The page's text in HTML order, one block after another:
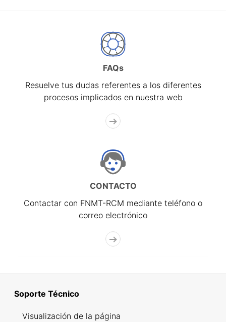
FAQs
Resuelve tus dudas referentes a los diferentes
procesos implicados en nuestra web
CONTACTO
Contactar con FNMT-RCM mediante teléfono o
correo electrónico
Soporte Técnico
Visualización de la página